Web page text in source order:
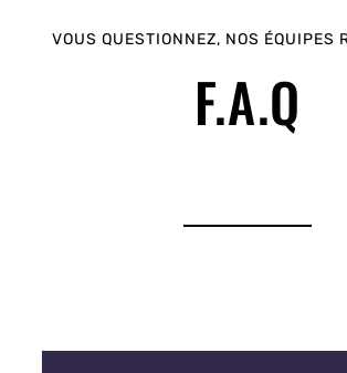
VOUS QUESTIONNEZ, NOS ÉQUIPES
F.A.Q